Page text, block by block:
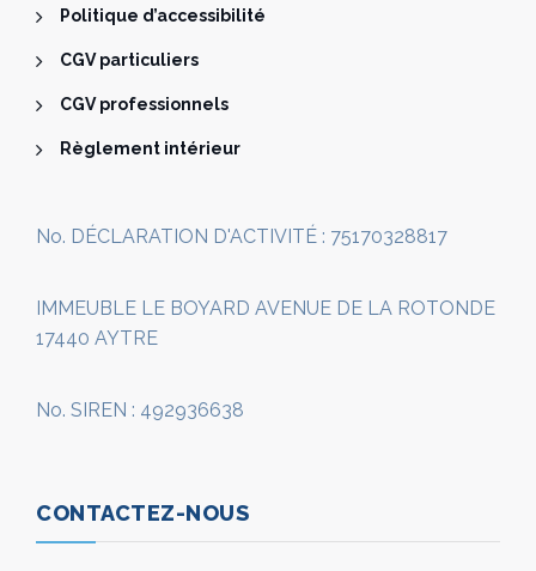
Politique d’accessibilité
CGV particuliers
CGV professionnels
Règlement intérieur
No. DÉCLARATION D'ACTIVITÉ : 75170328817
IMMEUBLE LE BOYARD AVENUE DE LA ROTONDE
17440 AYTRE
No. SIREN : 492936638
CONTACTEZ-NOUS